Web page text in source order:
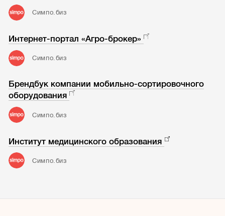
Симпо.биз
Интернет-портал «Агро-брокер»
Симпо.биз
Брендбук компании мобильно-сортировочного
оборудования
Симпо.биз
Институт медицинского образования
Симпо.биз